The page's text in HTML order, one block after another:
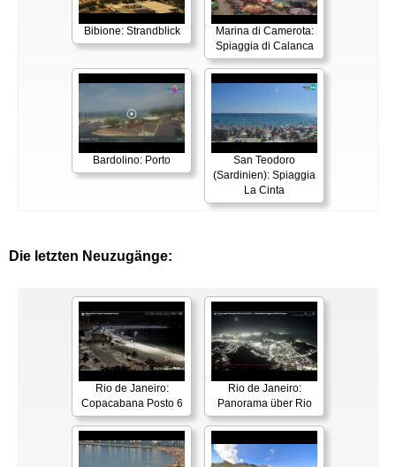
Bibione: Strandblick
Marina di Camerota:
Spiaggia di Calanca
Bardolino: Porto
San Teodoro
(Sardinien): Spiaggia
La Cinta
Die letzten Neuzugänge:
Rio de Janeiro:
Copacabana Posto 6
Rio de Janeiro:
Panorama über Rio